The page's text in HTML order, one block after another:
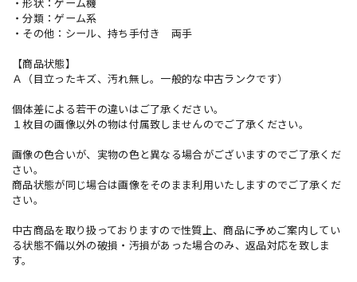
・形状：ゲーム機
・分類：ゲーム系
・その他：シール、持ち手付き 両手
【商品状態】
Ａ（目立ったキズ、汚れ無し。一般的な中古ランクです）
個体差による若干の違いはご了承ください。
１枚目の画像以外の物は付属致しませんのでご了承ください。
画像の色合いが、実物の色と異なる場合がございますのでご了承くだ
さい。
商品状態が同じ場合は画像をそのまま利用いたしますのでご了承くだ
さい。
中古商品を取り扱っておりますので性質上、商品に予めご案内してい
る状態不備以外の破損・汚損があった場合のみ、返品対応を致しま
す。